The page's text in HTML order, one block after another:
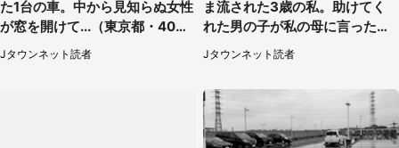
た1台の車。中から見知らぬ女性
が窓を開けて...（東京都・40代
Jタウンネット読者
ま流された3歳の私。助けてく
れた男の子が私の母に言ったの
は...」（千葉県・20代女性）
Jタウンネット読者